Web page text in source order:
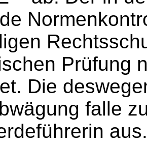
Prüfung
Die
falle
aus.